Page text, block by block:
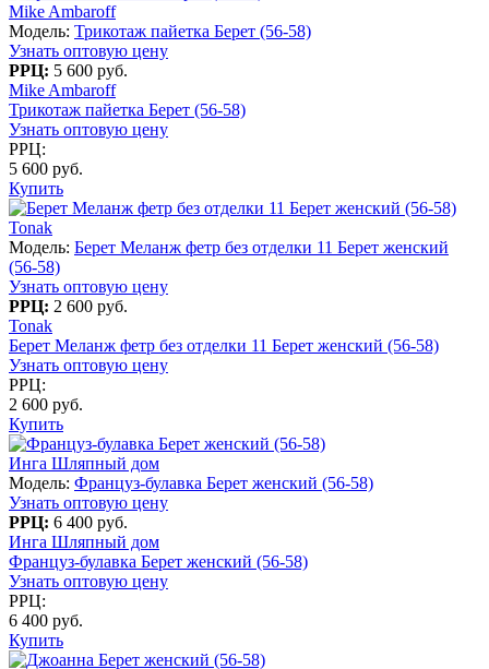
Mike Ambaroff
Модель: Трикотаж пайетка Берет (56-58)
Узнать оптовую цену
РРЦ: 5 600 руб.
Mike Ambaroff
Трикотаж пайетка Берет (56-58)
Узнать оптовую цену
РРЦ:
5 600 руб.
Купить
Tonak
Модель: Берет Меланж фетр без отделки 11 Берет женский
(56-58)
Узнать оптовую цену
РРЦ: 2 600 руб.
Tonak
Берет Меланж фетр без отделки 11 Берет женский (56-58)
Узнать оптовую цену
РРЦ:
2 600 руб.
Купить
Инга Шляпный дом
Модель: Француз-булавка Берет женский (56-58)
Узнать оптовую цену
РРЦ: 6 400 руб.
Инга Шляпный дом
Француз-булавка Берет женский (56-58)
Узнать оптовую цену
РРЦ:
6 400 руб.
Купить